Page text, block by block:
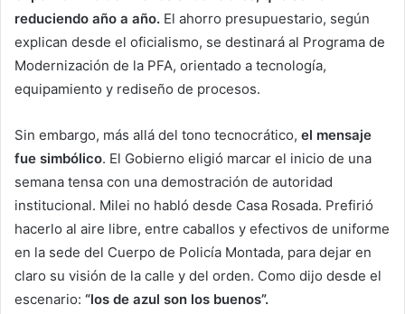
reduciendo año a año. El ahorro presupuestario, según
explican desde el oficialismo, se destinará al Programa de
Modernización de la PFA, orientado a tecnología,
equipamiento y rediseño de procesos.
Sin embargo, más allá del tono tecnocrático, el mensaje
fue simbólico. El Gobierno eligió marcar el inicio de una
semana tensa con una demostración de autoridad
institucional. Milei no habló desde Casa Rosada. Prefirió
hacerlo al aire libre, entre caballos y efectivos de uniforme
en la sede del Cuerpo de Policía Montada, para dejar en
claro su visión de la calle y del orden. Como dijo desde el
escenario: “los de azul son los buenos”.